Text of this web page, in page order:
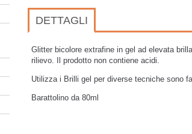
DETTAGLI
Glitter bicolore extrafine in gel ad elevata
rilievo. Il prodotto non contiene acidi.
Utilizza i Brilli gel per diverse tecniche sono
Barattolino da 80ml